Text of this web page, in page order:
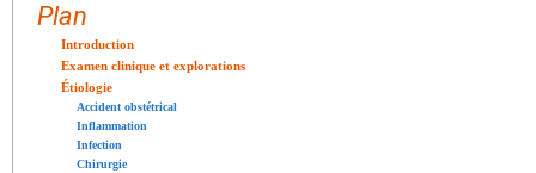
Plan
Introduction
Examen clinique et explorations
Étiologie
Accident obstétrical
Inflammation
Infection
Chirurgie